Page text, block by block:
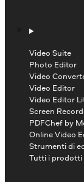
Video Suite
Photo Editor
Video
Video Editor
Video Editor
Screen
PDFChef by
Online Video
Strumenti di
Tutti i